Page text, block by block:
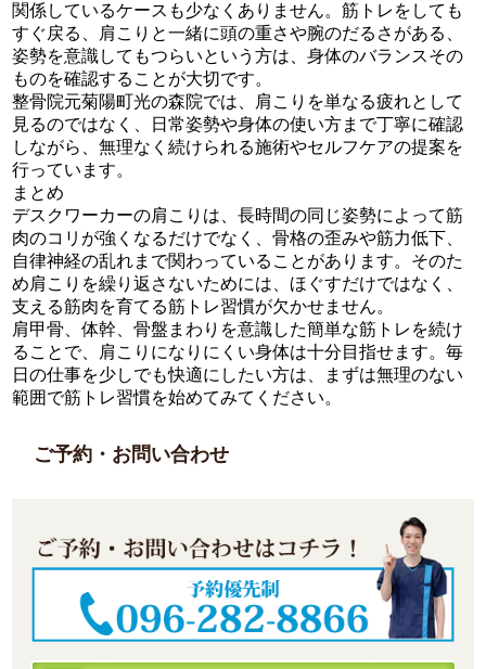
関係しているケースも少なくありません。筋トレをしても
すぐ戻る、肩こりと一緒に頭の重さや腕のだるさがある、
姿勢を意識してもつらいという方は、身体のバランスその
ものを確認することが大切です。
整骨院元菊陽町光の森院では、肩こりを単なる疲れとして
見るのではなく、日常姿勢や身体の使い方まで丁寧に確認
しながら、無理なく続けられる施術やセルフケアの提案を
行っています。
まとめ
デスクワーカーの肩こりは、長時間の同じ姿勢によって筋
肉のコリが強くなるだけでなく、骨格の歪みや筋力低下、
自律神経の乱れまで関わっていることがあります。そのた
め肩こりを繰り返さないためには、ほぐすだけではなく、
支える筋肉を育てる筋トレ習慣が欠かせません。
肩甲骨、体幹、骨盤まわりを意識した簡単な筋トレを続け
ることで、肩こりになりにくい身体は十分目指せます。毎
日の仕事を少しでも快適にしたい方は、まずは無理のない
範囲で筋トレ習慣を始めてみてください。
ご予約・お問い合わせ